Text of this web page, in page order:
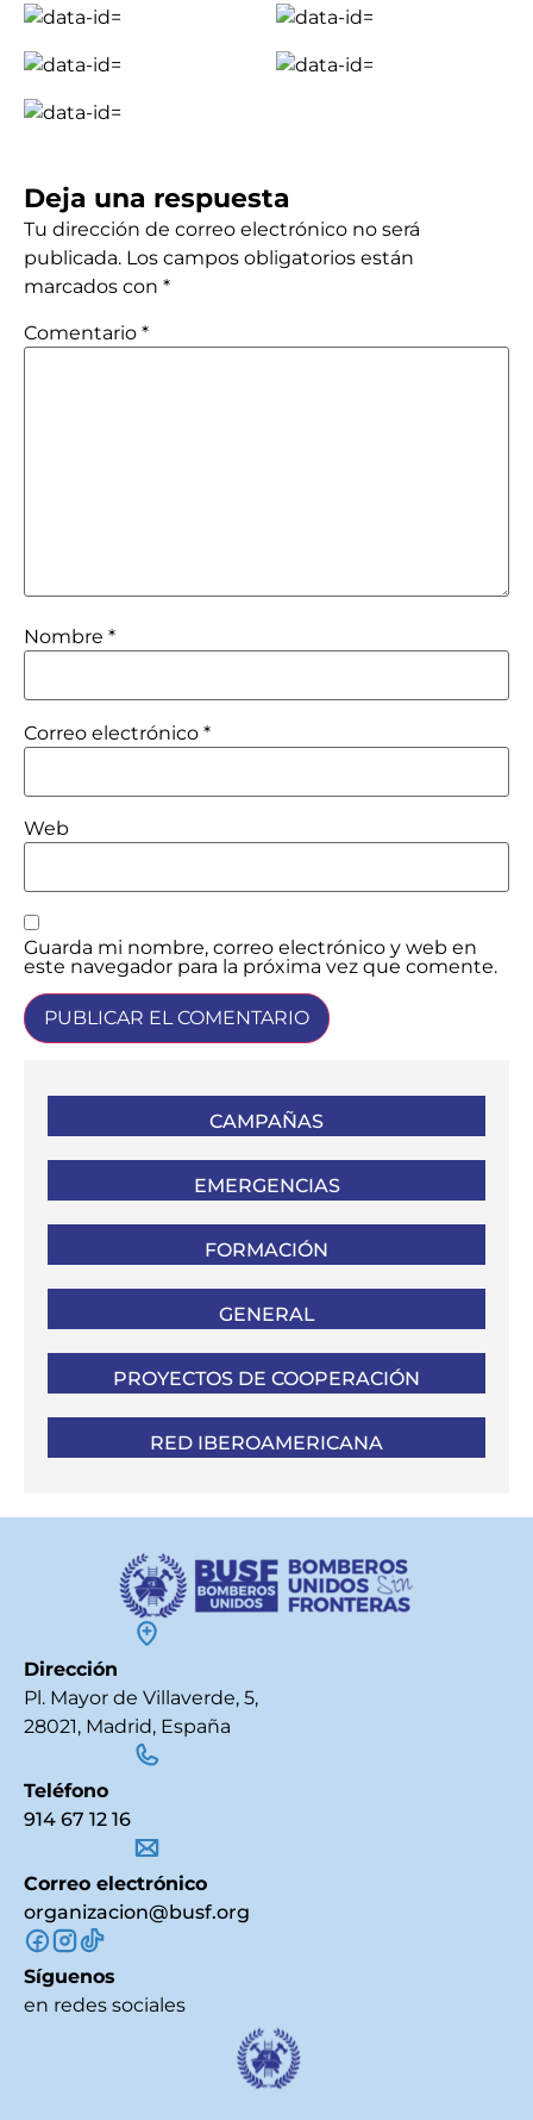
Deja una respuesta
Tu dirección de correo electrónico no será
publicada. Los campos obligatorios están
marcados con *
Comentario *
Nombre *
Correo electrónico *
Web
Guarda mi nombre, correo electrónico y web en
este navegador para la próxima vez que comente.
CAMPAÑAS
EMERGENCIAS
FORMACIÓN
GENERAL
PROYECTOS DE COOPERACIÓN
RED IBEROAMERICANA
Dirección
Pl. Mayor de Villaverde, 5,
28021, Madrid, España
Teléfono
914 67 12 16
Correo electrónico
organizacion@busf.org
Síguenos
en redes sociales